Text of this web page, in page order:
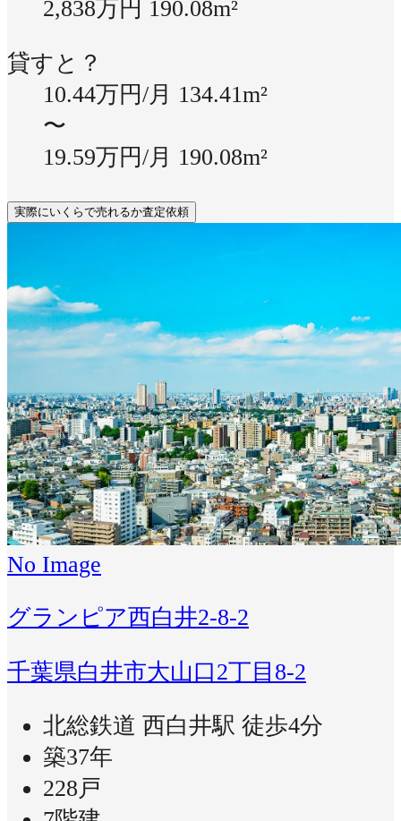
2,838万円 190.08m²
貸すと？
10.44万円/月 134.41m²
〜
19.59万円/月 190.08m²
実際にいくらで売れるか査定依頼
No Image
グランピア西白井2-8-2
千葉県白井市大山口2丁目8-2
北総鉄道 西白井駅 徒歩4分
築37年
228戸